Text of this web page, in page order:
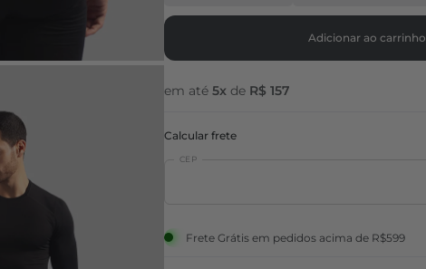
Adicionar ao carrinho
em até5x de R$ 157
Calcular frete
CEP
Frete Grátis em pedidos acima de R$599